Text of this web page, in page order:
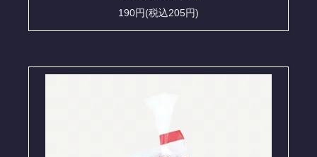
190円(税込205円)